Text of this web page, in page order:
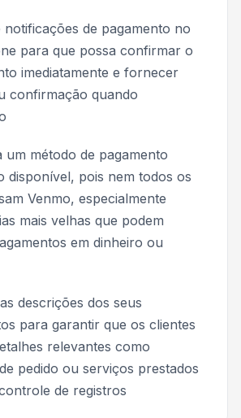
notificações de pagamento no
para que possa confirmar o
imediatamente e fornecer
confirmação quando
um método de pagamento
disponível, pois nem todos os
Venmo, especialmente
mais velhas que podem
em dinheiro ou
descrições dos seus
para garantir que os clientes
relevantes como
pedido ou serviços prestados
de registros